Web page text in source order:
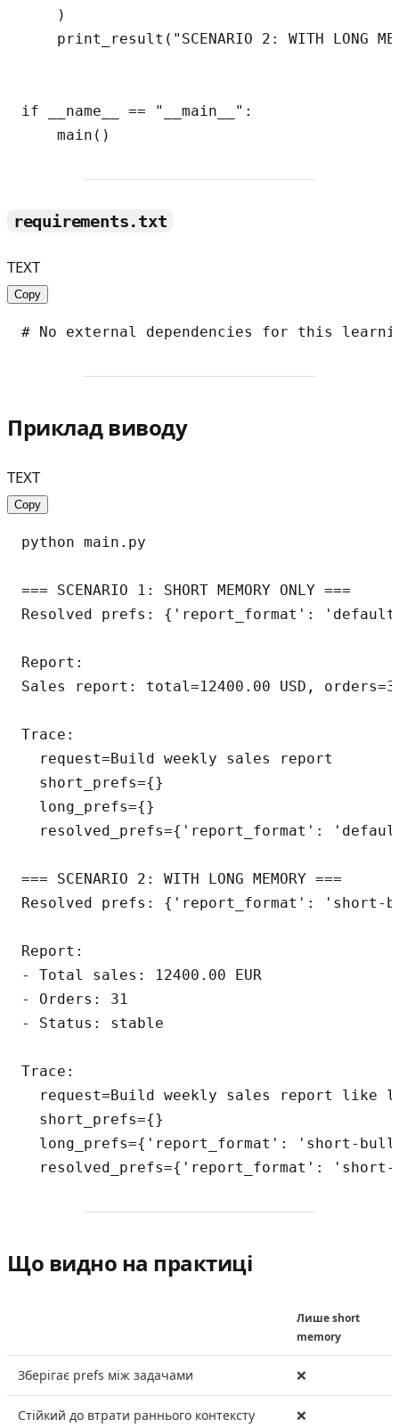
    )
print_result("SCENARIO 2: WITH LONG
if __name__ == "__main__":
requirements.txt
TEXT
Copy
Приклад виводу
TEXT
Copy
python main.py
=== SCENARIO 1: SHORT MEMORY ONLY ===
Resolved prefs: {'report_format':
Report:
Sales report: total=12400.00 USD,
Trace:
  request=Build weekly sales report
  short_prefs={}
  long_prefs={}
resolved_prefs={'report_format':
=== SCENARIO 2: WITH LONG MEMORY ===
Resolved prefs: {'report_format':
Report:
- Total sales: 12400.00 EUR
- Orders: 31
- Status: stable
Trace:
request=Build weekly sales report like
  short_prefs={}
long_prefs={'report_format': 'short-
Що видно на практиці
Лише short
memory
Зберігає prefs між задачами ❌
Стійкий до втрати раннього контексту ❌